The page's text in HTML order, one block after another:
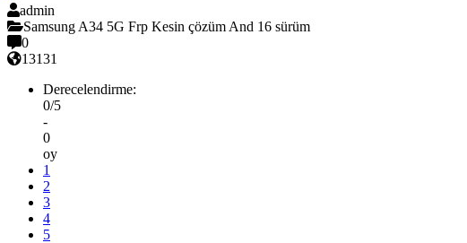
admin
Samsung A34 5G Frp Kesin çözüm And 16 sürüm
0
13131
Derecelendirme:
0/5
-
0
oy
1
2
3
4
5